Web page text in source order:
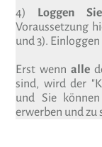
4) Loggen
Voraussetzung
und 3).
Erst wennalle
sind, wird der
und Sie
erwerben und zu